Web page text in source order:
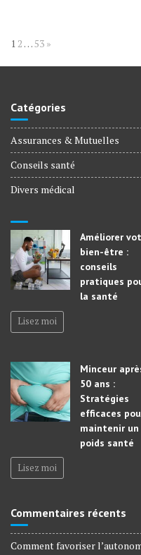
Page:
12 …53 Next
»
Catégories
Assurances & Mutuelles
Conseils santé
Divers médical
Améliorer
bien-être :
conseils
pratiques
la santé
Lisez moi
Minceur
50 ans :
Stratégies
efficaces
maintenir un
poids santé
Lisez moi
Commentaires récents
Comment favoriser